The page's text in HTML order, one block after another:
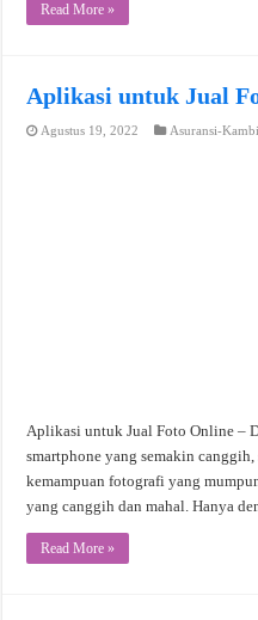
Read More »
Aplikasi untuk Jual
Agustus 19, 2022 Asuransi-
Aplikasi untuk Jual Foto Online –
smartphone yang semakin
kemampuan fotografi yang
yang canggih dan mahal. Hanya
Read More »